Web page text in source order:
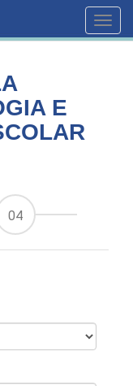
E
04